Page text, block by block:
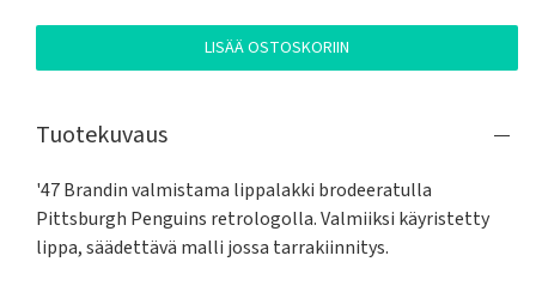
LISÄÄ OSTOSKORIIN
Tuotekuvaus
'47 Brandin valmistama lippalakki brodeeratulla
Pittsburgh Penguins retrologolla. Valmiiksi käyristetty
lippa, säädettävä malli jossa tarrakiinnitys.